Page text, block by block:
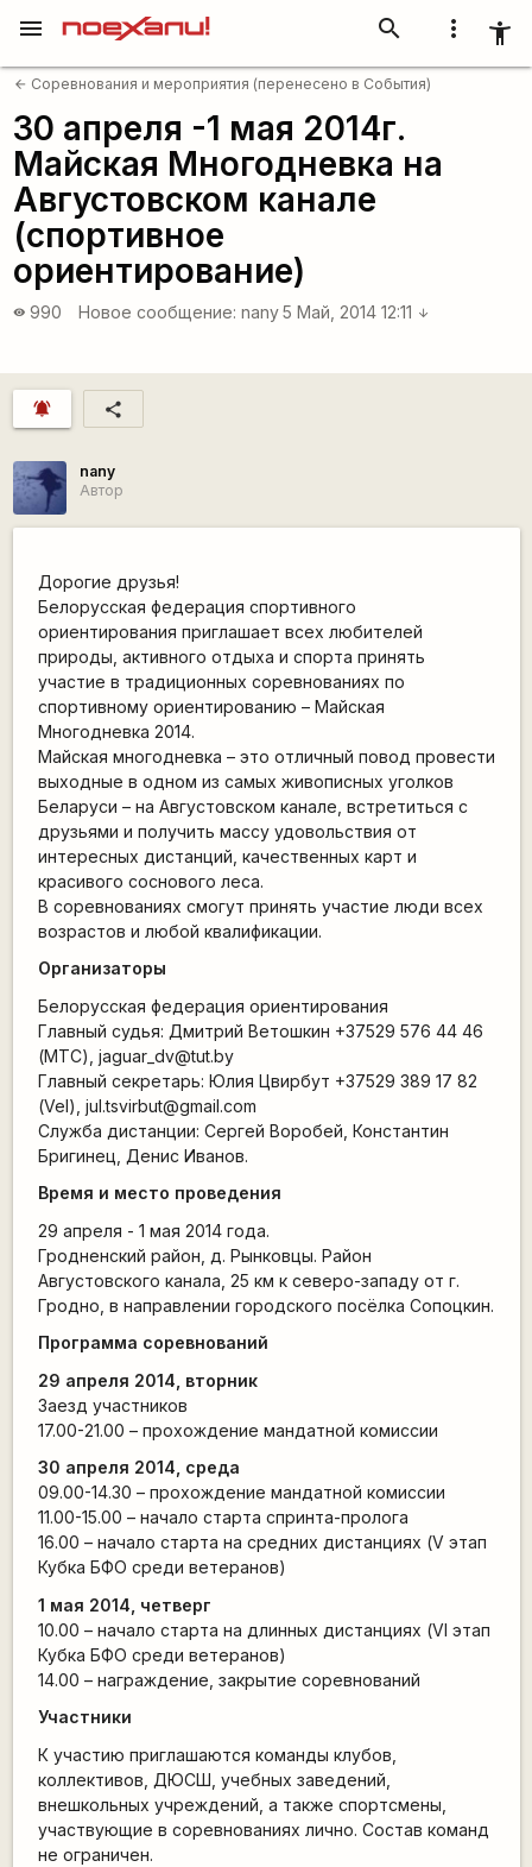
more_vert accessibility_new
search
menu
arrow_back Соревнования и мероприятия (перенесено в События)
30 апреля -1 мая 2014г.
Майская Многодневка на
Августовском канале
(спортивное
ориентирование)
visibility 990 Новое сообщение: nany 5 Май, 2014 12:11 arrow_downward
notifications_active share
nany
Автор
Дорогие друзья!
Белорусская федерация спортивного
ориентирования приглашает всех любителей
природы, активного отдыха и спорта принять
участие в традиционных соревнованиях по
спортивному ориентированию – Майская
Многодневка 2014.
Майская многодневка – это отличный повод провести
выходные в одном из самых живописных уголков
Беларуси – на Августовском канале, встретиться с
друзьями и получить массу удовольствия от
интересных дистанций, качественных карт и
красивого соснового леса.
В соревнованиях смогут принять участие люди всех
возрастов и любой квалификации.
Организаторы
Белорусская федерация ориентирования
Главный судья: Дмитрий Ветошкин +37529 576 44 46
(МТС), jaguar_dv@tut.by
Главный секретарь: Юлия Цвирбут +37529 389 17 82
(Vel), jul.tsvirbut@gmail.com
Служба дистанции: Сергей Воробей, Константин
Бригинец, Денис Иванов.
Время и место проведения
29 апреля - 1 мая 2014 года.
Гродненский район, д. Рынковцы. Район
Августовского канала, 25 км к северо-западу от г.
Гродно, в направлении городского посёлка Сопоцкин.
Программа соревнований
29 апреля 2014, вторник
Заезд участников
17.00-21.00 – прохождение мандатной комиссии
30 апреля 2014, среда
09.00-14.30 – прохождение мандатной комиссии
11.00-15.00 – начало старта спринта-пролога
16.00 – начало старта на средних дистанциях (V этап
Кубка БФО среди ветеранов)
1 мая 2014, четверг
10.00 – начало старта на длинных дистанциях (VI этап
Кубка БФО среди ветеранов)
14.00 – награждение, закрытие соревнований
Участники
К участию приглашаются команды клубов,
коллективов, ДЮСШ, учебных заведений,
внешкольных учреждений, а также спортсмены,
участвующие в соревнованиях лично. Состав команд
не ограничен.